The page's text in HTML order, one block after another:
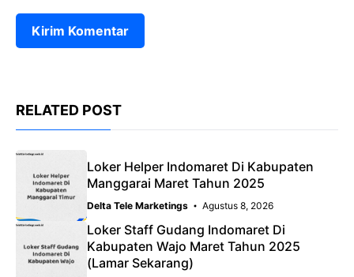
RELATED POST
Loker Helper Indomaret Di Kabupaten
Manggarai Maret Tahun 2025
Delta Tele Marketings Agustus 8, 2026
Loker Staff Gudang Indomaret Di
Kabupaten Wajo Maret Tahun 2025
(Lamar Sekarang)